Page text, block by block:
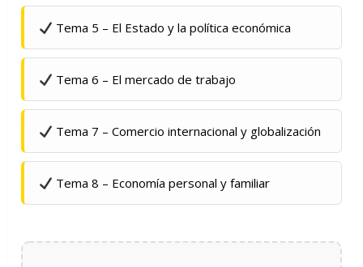
Tema 5 – El Estado y la política económica
Tema 6 – El mercado de trabajo
Tema 7 – Comercio internacional y globalización
Tema 8 – Economía personal y familiar